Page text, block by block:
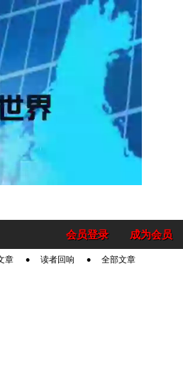
成为会员
会员登录
章 读者回响 全部文章